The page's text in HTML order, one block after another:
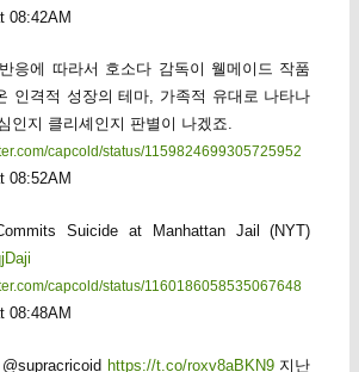
08:42AM
응에 따라서 호소다 감독이 웰메이드 작품
인격적 성장의 테마, 가족적 유대로 나타나
인지 클리셰인지 판별이 나겠죠.
capcold/status/1159824699305725952
08:52AM
Suicide at Manhattan Jail (NYT)
capcold/status/1160186058535067648
08:48AM
https://t.co/roxv8aBKN9지난